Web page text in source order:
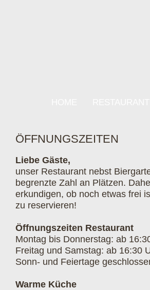
ÖFFNUNGSZEITEN
Liebe Gäste,
unser Restaurant nebst
begrenzte Zahl an Plätzen.
erkundigen, ob noch etwas frei
zu reservieren!
Öffnungszeiten Restaurant
Montag bis Donnerstag: ab
Freitag und Samstag: ab 16:30
Sonn- und Feiertage
Warme Küche